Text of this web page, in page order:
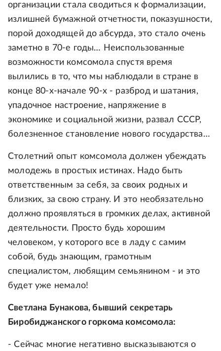
организации стала сводиться к формализации,
излишней бумажной отчетности, показушности,
порой доходящей до абсурда, это стало очень
заметно в 70-е годы… Неиспользованные
возможности комсомола спустя время
вылились в то, что мы наблюдали в стране в
конце 80-х-начале 90-х - разброд и шатания,
упадочное настроение, напряжение в
экономике и социальной жизни, развал СССР,
болезненное становление нового государства…
Столетний опыт комсомола должен убеждать
молодежь в простых истинах. Надо быть
ответственным за себя, за своих родных и
близких, за свою страну. И это необязательно
должно проявляться в громких делах, активной
деятельности. Просто будь хорошим
человеком, у которого все в ладу с самим
собой, будь знающим, грамотным
специалистом, любящим семьянином - и это
будет уже немало!
Светлана Бунакова, бывший секретарь
Биробиджанского горкома комсомола:
- Сейчас многие негативно высказываются о